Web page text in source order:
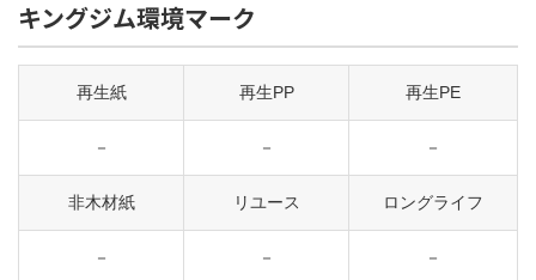
キングジム環境マーク
再生紙 再生PP 再生PE
－ － －
非木材紙 リユース ロングライフ
－ － －